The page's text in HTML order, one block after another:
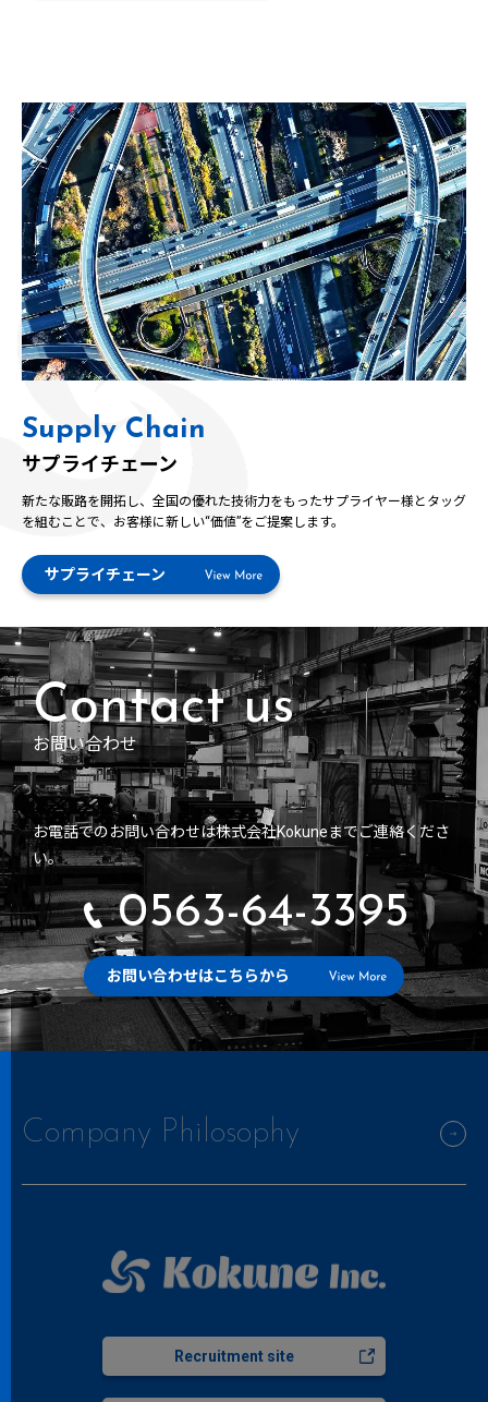
Supply Chain
サプライチェーン
新たな販路を開拓し、全国の優れた技術力をもったサプライヤー様とタッグ
を組むことで、お客様に新しい“価値”をご提案します。
サプライチェーン
お問い合わせ
お電話でのお問い合わせは株式会社Kokuneまでご連絡くださ
い。
0563-64-3395
お問い合わせはこちらから
Company Philosophy
Recruitment site